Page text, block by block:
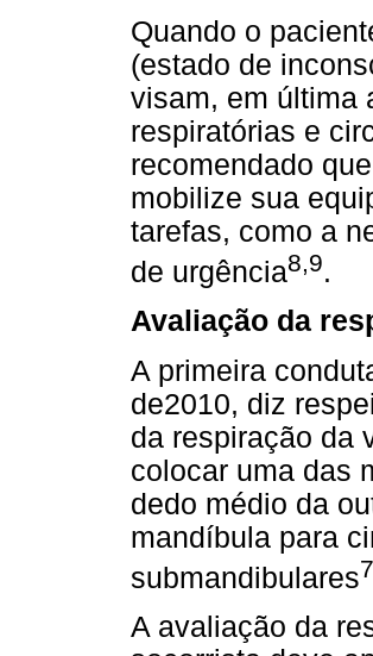
Quando o
(estado de
visam, em última
respiratórias e
recomendado
mobilize sua
tarefas, como a
de urgência8,9.
Avaliação da
A primeira
de2010, diz
da respiração da
colocar uma das
dedo médio da
mandíbula para
submandibulares7
A avaliação da